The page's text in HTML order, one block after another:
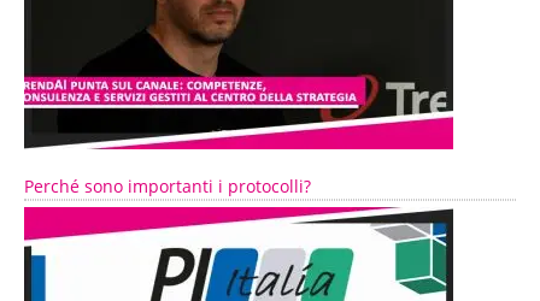
Perché sono importanti i protocolli?